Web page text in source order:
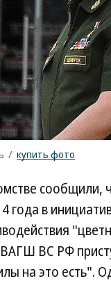
/ купить фото
сообщили,
в
ВС РФ
на это есть".